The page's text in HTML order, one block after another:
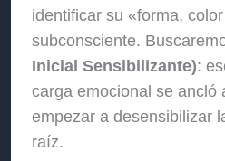
identificar su «forma,
subconsciente.
Inicial Sensibilizante):
carga emocional se ancló
empezar a desensibilizar
raíz.